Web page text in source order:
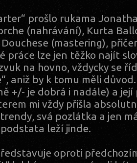
prošlo rukama
(nahrávání), Kurta
(mastering),
práce lze jen těžko najít
na hovno, vždycky se
aniž by k tomu měli
+/- je dobrá i nadále) a
mi vždy přišla
svá pozlátka a jen
leží jinde.
oproti